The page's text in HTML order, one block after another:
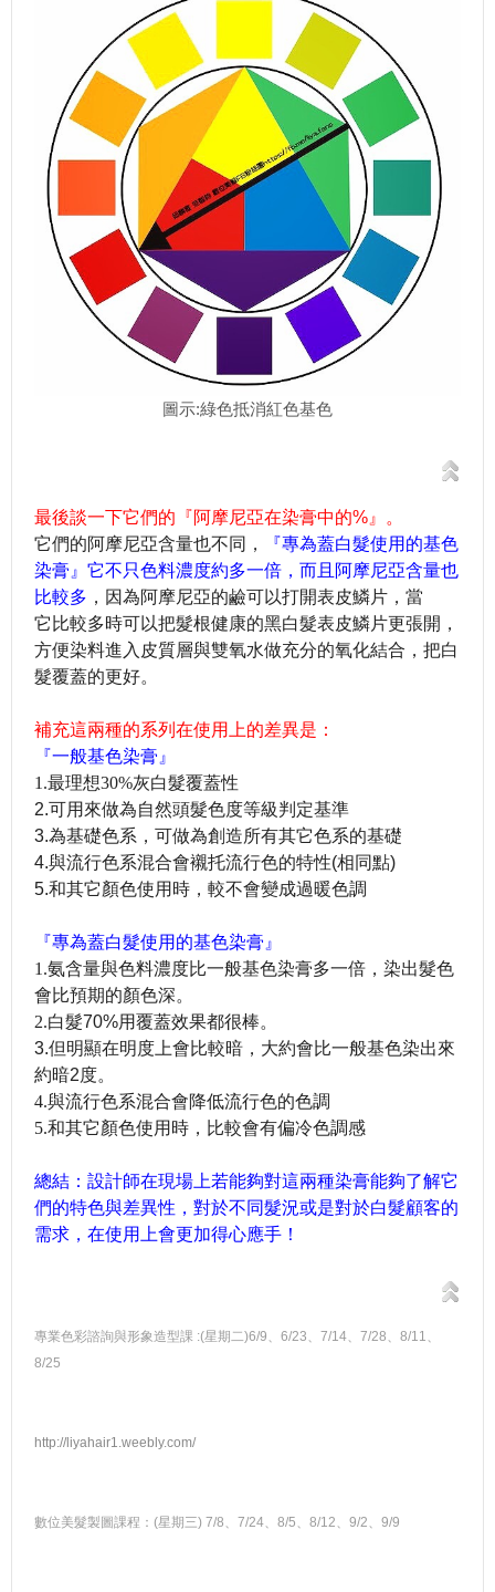
圖示:綠色抵消紅色基色
最後談一下它們的『阿摩尼亞在染膏中的% 』。
它們的阿摩尼亞含量也不同，
『專為蓋白髮使用的基色
染膏』它不只色料濃度約多一倍，而且 阿摩尼亞含量也
比較多 ，因為阿摩尼亞的鹼可以打開表皮鱗片，當
它比較多時可以把髮根健康的黑白髮表皮鱗片更張開，
方便染料進入皮質層與雙氧水做充分的氧化結合，把白
髮覆蓋的更好。
補充這兩種的系列在使用上的差異是：
『一般基色染膏』
1.最理想30%灰白髮覆蓋性
2.可用來做為自然頭髮色度等級判定基準
3.為基礎色系，可做為創造所有其它色系的基礎
4.與流行色系混合會襯托流行色的特性(相同點)
5.和其它顏色使用時，較不會變成過暖色調
『專為蓋白髮使用的基色染膏』
1.氨含量與色料濃度比一般基色染膏多一倍，染出髮色
會比預期的顏色深。
2.白髮70%用覆蓋效果都很棒。
3.但明顯在明度上會比較暗，大約會比一般基色染出來
約暗2度。
4.與流行色系混合會降低流行色的色調
5.和其它顏色使用時，比較會有偏冷色調感
總結：設計師在現場上若能夠對這兩種染膏能夠了解它
們的特色與差異性，對於不同髮況或是對於白髮顧客的
需求，在使用上會更加得心應手！
專業色彩諮詢與形象造型課 :(星期二)6/9、6/23、7/14、7/28、8/11、
8/25
http://liyahair1.weebly.com/
數位美髮製圖課程：(星期三) 7/8、7/24、8/5、8/12、9/2、9/9